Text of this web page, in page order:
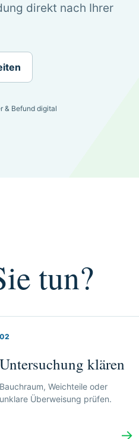
direkt nach Ihrer
& Befund digital
tun?
02
Untersuchung klären
Bauchraum, Weichteile oder
unklare Überweisung prüfen.
→